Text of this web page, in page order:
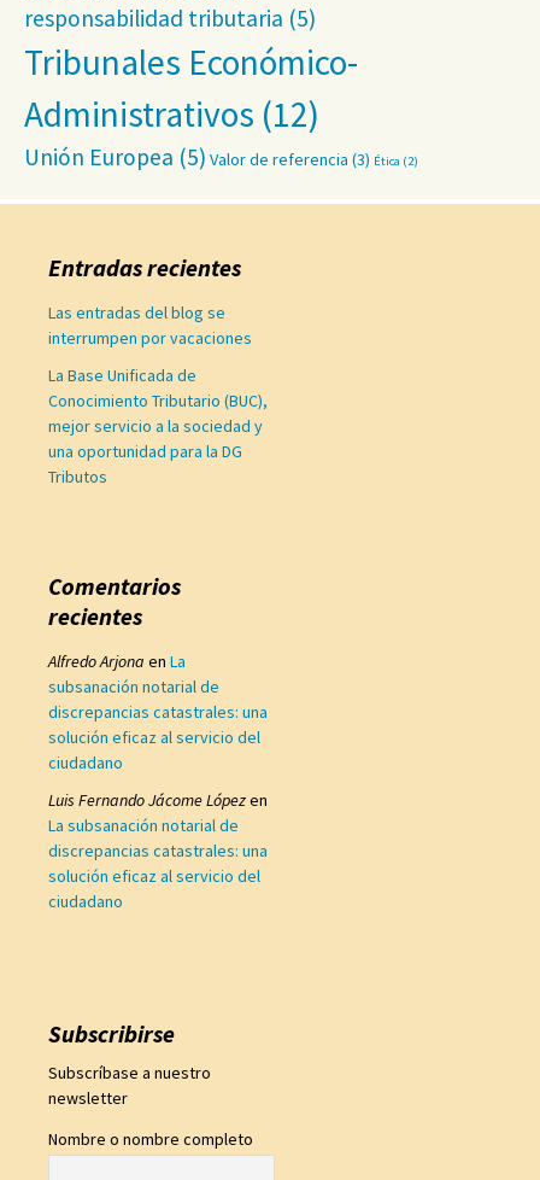
responsabilidad tributaria (5)
Tribunales Económico-
Administrativos (12)
Unión Europea (5) Valor de referencia (3) Ética (2)
Entradas recientes
Las entradas del blog se
interrumpen por vacaciones
La Base Unificada de
Conocimiento Tributario (BUC),
mejor servicio a la sociedad y
una oportunidad para la DG
Tributos
Comentarios
recientes
Alfredo Arjona en La
subsanación notarial de
discrepancias catastrales: una
solución eficaz al servicio del
ciudadano
Luis Fernando Jácome Lópezen
La subsanación notarial de
discrepancias catastrales: una
solución eficaz al servicio del
ciudadano
Subscribirse
Subscríbase a nuestro
newsletter
Nombre o nombre completo